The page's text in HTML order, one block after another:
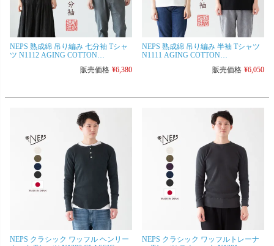
NEPS 熟成綿 吊り編み 七分袖 Tシャ
ツ N1112 AGING COTTON
販売価格 ¥6,380
NEPS 熟成綿 吊り編み 半袖 Tシャツ
N1111 AGING COTTON
販売価格 ¥6,050
NEPS クラシック ワッフル ヘンリー
NEPS クラシック ワッフルトレーナ